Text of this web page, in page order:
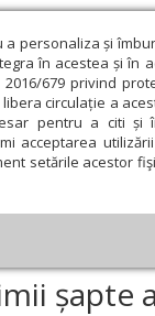
personaliza și
în acestea și în
679 privind
circulație a
pentru a citi și
acceptarea
setările acestor
Educaţie și
în ultimii șapte ani
șapte